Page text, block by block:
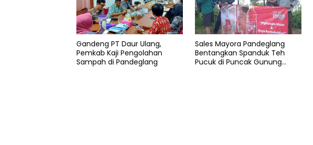
Gandeng PT Daur Ulang,
Pemkab Kaji Pengolahan
Sampah di Pandeglang
Sales Mayora Pandeglang
Bentangkan Spanduk Teh
Pucuk di Puncak Gunung